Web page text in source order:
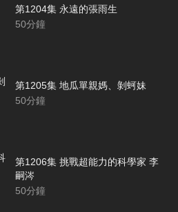
第1204集 永遠的張雨生
50分鐘
第1205集 地瓜單親媽、剝蚵妹
50分鐘
第1206集 挑戰超能力的科學家 李
嗣涔
50分鐘